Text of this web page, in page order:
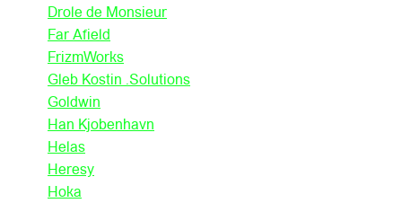
Drole de Monsieur
Far Afield
FrizmWorks
Gleb Kostin .Solutions
Goldwin
Han Kjobenhavn
Helas
Heresy
Hoka